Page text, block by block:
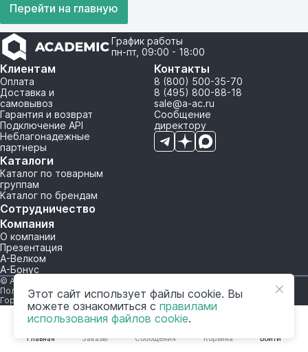
Главная Войти
Заказы Сообщения Корзина
Перейти на главную
График работы
пн-пт, 09:00 - 18:00
Клиентам
Оплата
Доставка и
самовывоз
Гарантия и возврат
Подключение API
Неблагонадежные
партнеры
Каталоги
Каталог по товарным
группам
Каталог по брендам
Сотрудничество
Компания
О компании
Презентация
А-Велком
А-Бонус
Контакты
8 (800) 500-35-70
8 (495) 800-88-18
sale@a-ac.ru
Сообщение
директору
© A-AC.RU 2015-2026. Все права защищены.
Политика обработки персональных данных
Горячая линия корпоративного регулирования и контроля
Этот сайт использует файлы cookie. Вы
можете ознакомиться с правилами
использования файлов cookie.